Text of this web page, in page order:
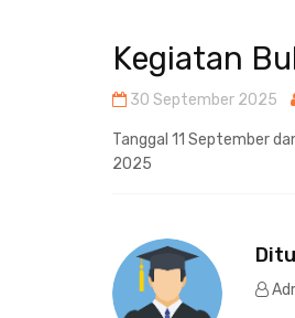
Kegiatan
30 September 2025
Tanggal 11 September
2025